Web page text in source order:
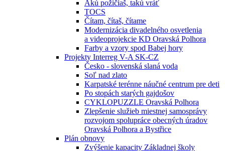
Akú požičiaš, takú vráť
TOCS
Čítam, čítaš, čítame
Modernizácia divadelného osvetlenia
a videoprojekcie KD Oravská Polhora
Farby a vzory spod Babej hory
Projekty Interreg V-A SK-CZ
Česko - slovenská slaná voda
Soľ nad zlato
Karpatské terénne náučné centrum pre deti
Po stopách starých gajdošov
CYKLOPUZZLE Oravská Polhora
Zlepšenie služieb miestnej samosprávy
rozvojom spolupráce obecných úradov
Oravská Polhora a Bystřice
Plán obnovy
Zvýšenie kapacity Základnej školy